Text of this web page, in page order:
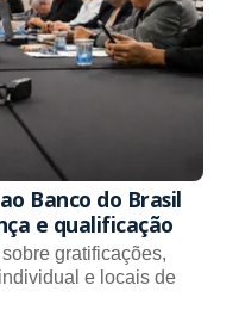
Banco do Brasil
e qualificação
gratificações,
e locais de